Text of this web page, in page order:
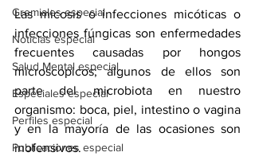
Gremiales especial
Noticias especial
Salud Mental especial
Especiales especial
Perfiles especial
Publicaciones especial
Las micosis o infecciones micóticas o
infecciones fúngicas son enfermedades
frecuentes causadas por hongos
microscópicos; algunos de ellos son
parte del microbiota en nuestro
organismo: boca, piel, intestino o vagina
y en la mayoría de las ocasiones son
inofensivos.